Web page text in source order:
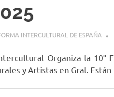
INTERCULTURAL DE ESPAÑA
Organiza la 10°
y Artistas en Gral.